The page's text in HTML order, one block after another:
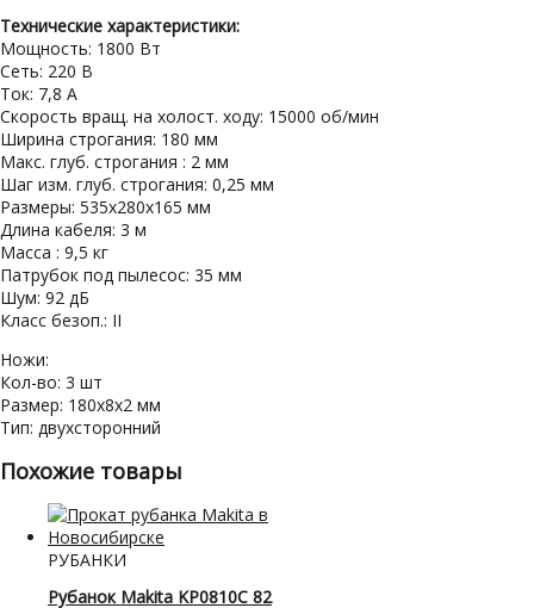
Технические характеристики:
Мощность: 1800 Вт
Сеть: 220 В
Ток: 7,8 А
Скорость вращ. на холост. ходу: 15000 об/мин
Ширина строгания: 180 мм
Макс. глуб. строгания : 2 мм
Шаг изм. глуб. строгания: 0,25 мм
Размеры: 535х280х165 мм
Длина кабеля: 3 м
Масса : 9,5 кг
Патрубок под пылесос: 35 мм
Шум: 92 дБ
Класс безоп.: II
Ножи:
Кол-во: 3 шт
Размер: 180х8х2 мм
Тип: двухсторонний
Похожие товары
РУБАНКИ
Рубанок Makita KP0810C 82